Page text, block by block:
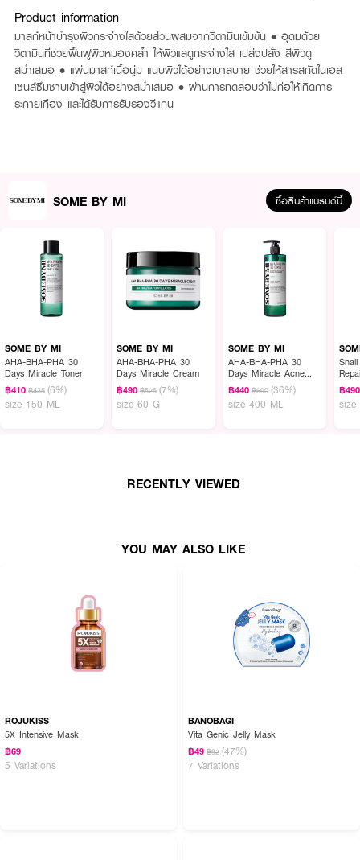
Product information
มาสก์หน้าบำรุงผิวกระจ่างใสด้วยส่วนผสมจากวิตามินเข้มข้น • อุดมด้วย
วิตามินที่ช่วยฟื้นฟูผิวหมองคล้ำ ให้ผิวแลดูกระจ่างใส เปล่งปลั่ง สีผิวดู
สม่ำเสมอ • แผ่นมาสก์เนื้อนุ่ม แนบผิวได้อย่างเบาสบาย ช่วยให้สารสกัดในเอส
เซนส์ซึมซาบเข้าสู่ผิวได้อย่างสม่ำเสมอ • ผ่านการทดสอบว่าไม่ก่อให้เกิดการ
ระคายเคือง และได้รับการรับรองวีแกน
SOME BY MI ซื้อสินค้าแบรนด์นี้
SOME BY MI
AHA-BHA-PHA 30
Days Miracle Toner
฿410 ฿435 (6%)
size 150 ML
SOME BY MI
AHA-BHA-PHA 30
Days Miracle Cream
฿490 ฿525 (7%)
size 60 G
SOME BY MI
AHA-BHA-PHA 30
Days Miracle Acne
Clear Body Cleanser
฿440 ฿690 (36%)
size 400 ML
฿490
size
RECENTLY VIEWED
YOU MAY ALSO LIKE
ROJUKISS
5X Intensive Mask
฿69
5 Variations
BANOBAGI
Vita Genic Jelly Mask
฿49 ฿92 (47%)
7 Variations